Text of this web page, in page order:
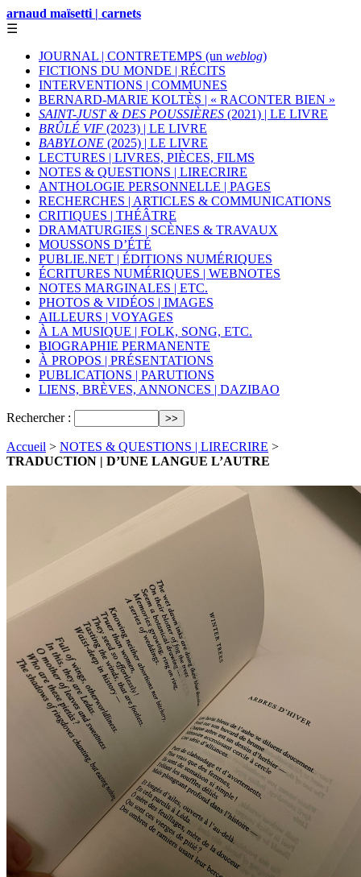
arnaud maïsetti | carnets
☰
JOURNAL | CONTRETEMPS (un weblog)
FICTIONS DU MONDE | RÉCITS
INTERVENTIONS | COMMUNES
BERNARD-MARIE KOLTÈS | « RACONTER BIEN »
SAINT-JUST & DES POUSSIÈRES (2021) | LE LIVRE
BRÛLÉ VIF (2023) | LE LIVRE
BABYLONE (2025) | LE LIVRE
LECTURES | LIVRES, PIÈCES, FILMS
NOTES & QUESTIONS | LIRECRIRE
ANTHOLOGIE PERSONNELLE | PAGES
RECHERCHES | ARTICLES & COMMUNICATIONS
CRITIQUES | THÉÂTRE
DRAMATURGIES | SCÈNES & TRAVAUX
MOUSSONS D’ÉTÉ
PUBLIE.NET | ÉDITIONS NUMÉRIQUES
ÉCRITURES NUMÉRIQUES | WEBNOTES
NOTES MARGINALES | ETC.
PHOTOS & VIDÉOS | IMAGES
AILLEURS | VOYAGES
À LA MUSIQUE | FOLK, SONG, ETC.
BIOGRAPHIE PERMANENTE
À PROPOS | PRÉSENTATIONS
PUBLICATIONS | PARUTIONS
LIENS, BRÈVES, ANNONCES | DAZIBAO
Rechercher :
Accueil > NOTES & QUESTIONS | LIRECRIRE >
TRADUCTION | D’UNE LANGUE L’AUTRE